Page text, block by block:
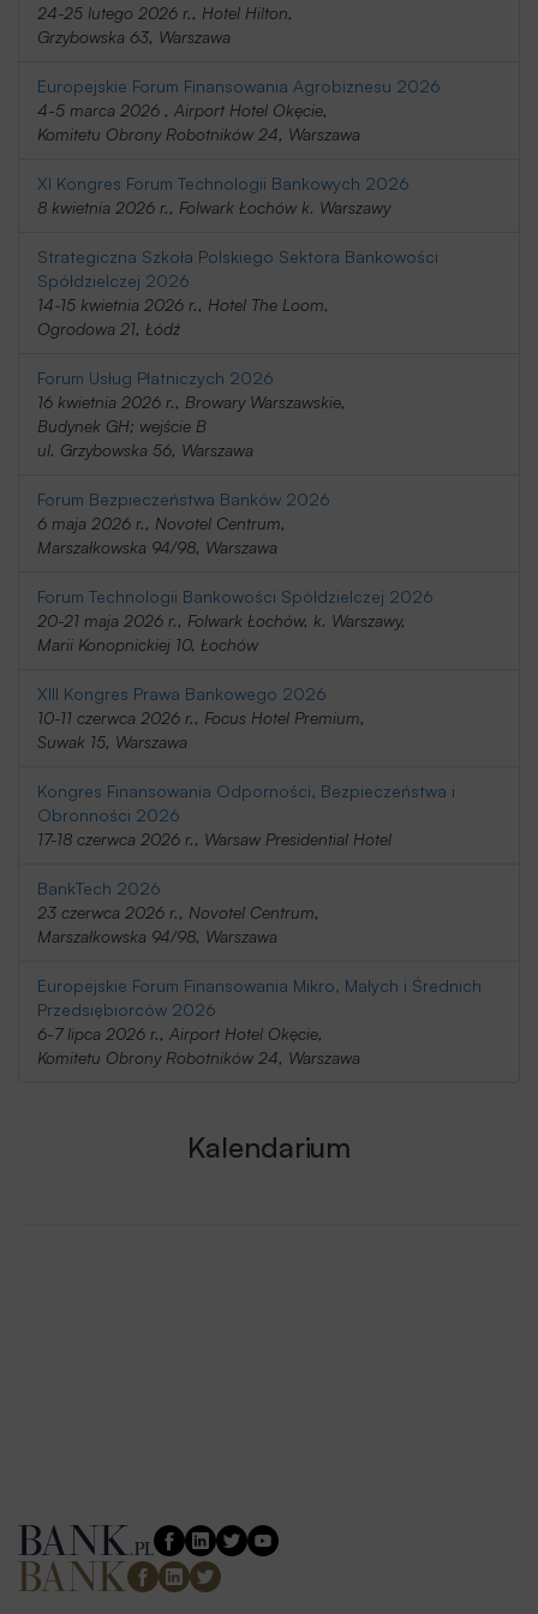
24-25 lutego 2026 r., Hotel Hilton,
Grzybowska 63, Warszawa
Europejskie Forum Finansowania Agrobiznesu 2026
4-5 marca 2026 , Airport Hotel Okęcie,
Komitetu Obrony Robotników 24, Warszawa
XI Kongres Forum Technologii Bankowych 2026
8 kwietnia 2026 r., Folwark Łochów k. Warszawy
Strategiczna Szkoła Polskiego Sektora Bankowości
Spółdzielczej 2026
14-15 kwietnia 2026 r., Hotel The Loom,
Ogrodowa 21, Łódź
Forum Usług Płatniczych 2026
16 kwietnia 2026 r., Browary Warszawskie,
Budynek GH; wejście B
ul. Grzybowska 56, Warszawa
Forum Bezpieczeństwa Banków 2026
6 maja 2026 r., Novotel Centrum,
Marszałkowska 94/98, Warszawa
Forum Technologii Bankowości Spółdzielczej 2026
20-21 maja 2026 r., Folwark Łochów, k. Warszawy,
Marii Konopnickiej 10, Łochów
XIII Kongres Prawa Bankowego 2026
10-11 czerwca 2026 r., Focus Hotel Premium,
Suwak 15, Warszawa
Kongres Finansowania Odporności, Bezpieczeństwa i
Obronności 2026
17-18 czerwca 2026 r., Warsaw Presidential Hotel
BankTech 2026
23 czerwca 2026 r., Novotel Centrum,
Marszałkowska 94/98, Warszawa
Europejskie Forum Finansowania Mikro, Małych i Średnich
Przedsiębiorców 2026
6-7 lipca 2026 r., Airport Hotel Okęcie,
Komitetu Obrony Robotników 24, Warszawa
Kalendarium